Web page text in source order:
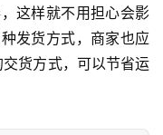
这样就不用担心会影
发货方式，商家也应
货方式，可以节省运